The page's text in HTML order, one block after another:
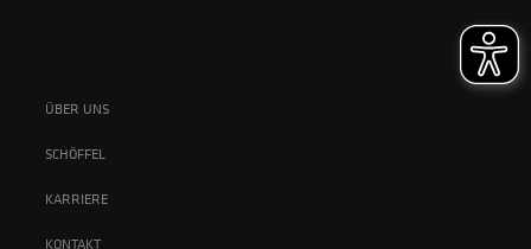
ÜBER UNS
SCHÖFFEL
KARRIERE
KONTAKT